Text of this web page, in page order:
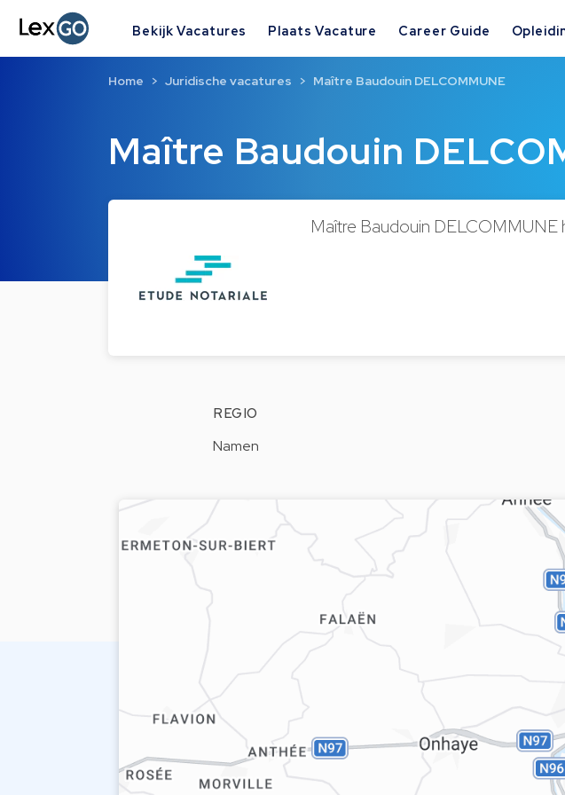
Bekijk Vacatures Plaats Vacature Career Guide
Maître Baudouin
Home Juridische vacatures Maître Baudouin DELCOMMUNE
Maître Baudouin
REGIO
Namen